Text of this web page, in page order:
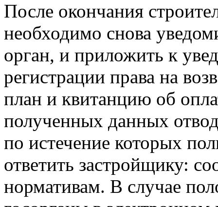
После окончания
необходимо снова
орган, и приложить к
регистрации права на
план и квитанцию об
полученных данных
по истечение которых
ответить застройщику:
нормативам. В случае